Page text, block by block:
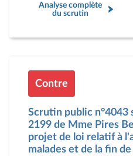
Analyse complète
du scrutin
Contre
Scrutin public n°4043
2199 de Mme Pires
projet de loi relatif à
malades et de la fin